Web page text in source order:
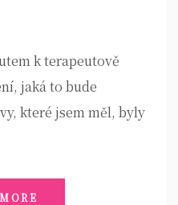
k terapeutově
jaká to bude
které jsem měl, byly